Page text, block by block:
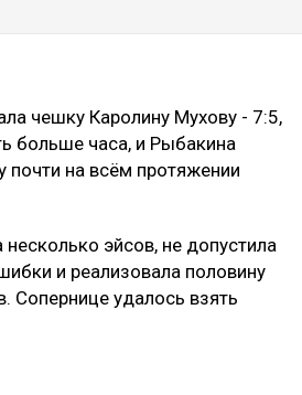
чешку Каролину Мухову - 7:5,
больше часа, и Рыбакина
почти на всём протяжении
эйсов, не допустила
и реализовала половину
Сопернице удалось взять